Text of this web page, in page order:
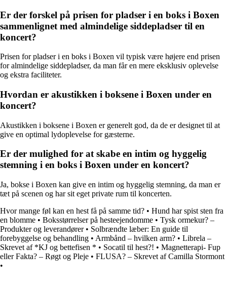
Er der forskel på prisen for pladser i en boks i Boxen
sammenlignet med almindelige siddepladser til en
koncert?
Prisen for pladser i en boks i Boxen vil typisk være højere end prisen
for almindelige siddepladser, da man får en mere eksklusiv oplevelse
og ekstra faciliteter.
Hvordan er akustikken i boksene i Boxen under en
koncert?
Akustikken i boksene i Boxen er generelt god, da de er designet til at
give en optimal lydoplevelse for gæsterne.
Er der mulighed for at skabe en intim og hyggelig
stemning i en boks i Boxen under en koncert?
Ja, bokse i Boxen kan give en intim og hyggelig stemning, da man er
tæt på scenen og har sit eget private rum til koncerten.
Hvor mange føl kan en hest få på samme tid? • Hund har spist sten fra
en blomme • Boksstørrelser på hesteejendomme • Tysk ormekur? –
Produkter og leverandører• Solbrændte læber: En guide til
forebyggelse og behandling • Armbånd – hvilken arm? • Librela –
Skrevet af *KJ og bettefisen * • Socatil til hest?! • Magnetterapi- Fup
eller Fakta? – Røgt og Pleje • FLUSA? – Skrevet af Camilla Stormont
•